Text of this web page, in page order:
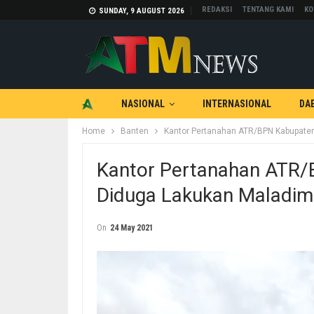
SUNDAY, 9 AUGUST 2026 REDAKSI TENTANG KAMI
NASIONAL INTERNASIONAL
TEKNOLOGI OTOMOTIF
Home Banten Kantor Pertanahan ATR/BPN
Kantor Pertanahan
Diduga Lakukan
On 24 May 2021